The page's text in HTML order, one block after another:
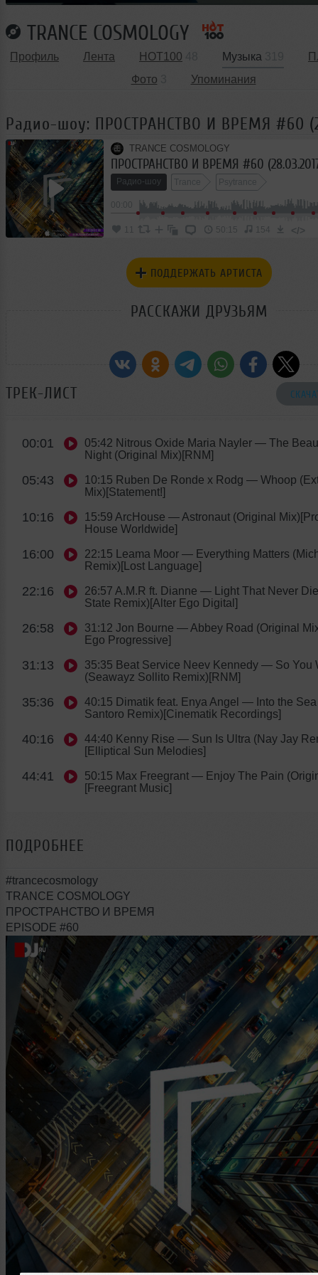
TRANCE COSMOLOGY
Профиль Лента HOT100 Музыка
Фото
Упоминания
Радио-шоу: ПРОСТРАНСТВО И ВРЕМЯ #60
TRANCE COSMOLOGY
ПРОСТРАНСТВО И ВРЕМЯ #60
Радио-шоу Trance Psytrance
50:15 154 </>
ПОДДЕРЖАТЬ АРТИСТА
РАССКАЖИ ДРУЗЬЯМ
ТРЕК-ЛИСТ
00:01 05:42 Nitrous Oxide Maria Nayler — The
Night (Original Mix)[RNM]
05:43 10:15 Ruben De Ronde x Rodg — Whoop
Mix)[Statement!]
10:16 15:59 ArcHouse — Astronaut (Original
House Worldwide]
16:00 22:15 Leama Moor — Everything Matters
Remix)[Lost Language]
22:16 26:57 A.M.R ft. Dianne — Light That Never
State Remix)[Alter Ego Digital]
26:58 31:12 Jon Bourne — Abbey Road (Original
Ego Progressive]
31:13 35:35 Beat Service Neev Kennedy — So You
(Seawayz Sollito Remix)[RNM]
35:36 40:15 Dimatik feat. Enya Angel — Into the Sea
Santoro Remix)[Cinematik Recordings]
40:16 44:40 Kenny Rise — Sun Is Ultra (Nay Jay
[Elliptical Sun Melodies]
44:41 50:15 Max Freegrant — Enjoy The Pain
[Freegrant Music]
ПОДРОБНЕЕ
#trancecosmology
TRANCE COSMOLOGY
ПРОСТРАНСТВО И ВРЕМЯ
EPISODE #60